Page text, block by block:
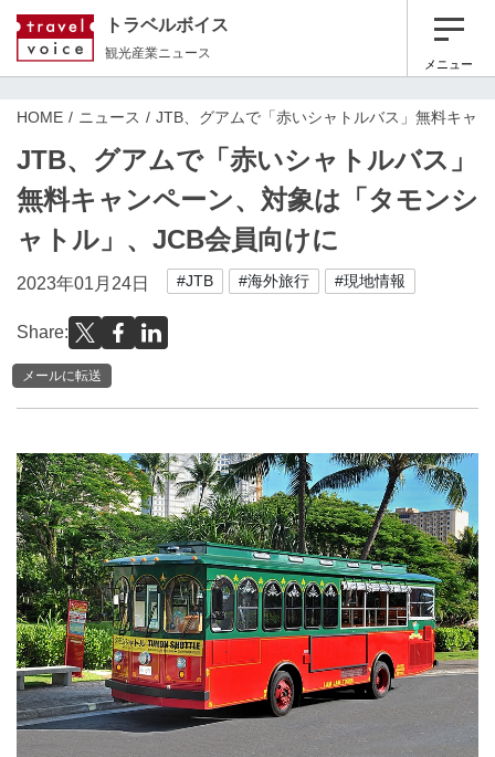
トラベルボイス
観光産業ニュース
メニュー
HOME ニュース JTB、グアムで「赤いシャトルバス」無料キャ
JTB、グアムで「赤いシャトルバス」
無料キャンペーン、対象は「タモンシ
ャトル」、JCB会員向けに
2023年01月24日 #JTB #海外旅行 #現地情報
Share:
メールに転送